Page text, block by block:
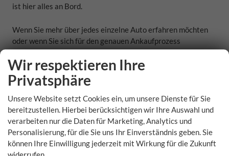
ist hier alles an Bord.
Wenn Sie mehr über jedes einzelne Auto erfahren möchten
oder wenn Sie sich für den genauen Ankaufprozess
interessieren, durchstöbern Sie doch unsere Seite.
FIRMENSITZ
Wir respektieren Ihre
Privatsphäre
Unsere Website setzt Cookies ein, um unsere Dienste für Sie
bereitzustellen. Hierbei berücksichtigen wir Ihre Auswahl und
verarbeiten nur die Daten für Marketing, Analytics und
Personalisierung, für die Sie uns Ihr Einverständnis geben. Sie
können Ihre Einwilligung jederzeit mit Wirkung für die Zukunft